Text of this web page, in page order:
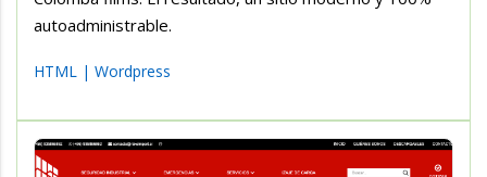
autoadministrable.
HTML | Wordpress